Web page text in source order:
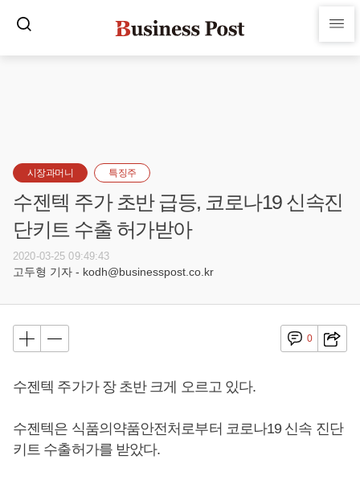
시장과머니 특징주
수젠텍 주가 초반 급등, 코로나19 신속진
단키트 수출 허가받아
2020-03-25 09:49:43
고두형 기자 - kodh@businesspost.co.kr
0
수젠텍 주가가 장 초반 크게 오르고 있다.
수젠텍은 식품의약품안전처로부터 코로나19 신속 진단
키트 수출허가를 받았다.